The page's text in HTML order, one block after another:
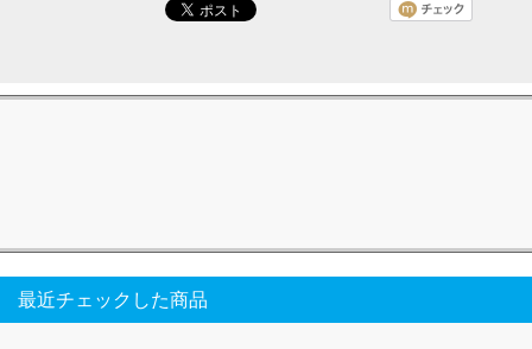
最近チェックした商品